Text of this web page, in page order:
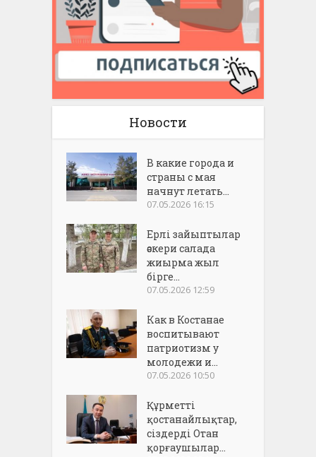
Новости
В какие города и
страны с мая
начнут летать...
07.05.2026 16:15
Ерлі зайыптылар
әскери салада
жиырма жыл
бірге...
07.05.2026 12:59
Как в Костанае
воспитывают
патриотизм у
молодежи и...
07.05.2026 10:50
Құрметті
қостанайлықтар,
сіздерді Отан
қорғаушылар...